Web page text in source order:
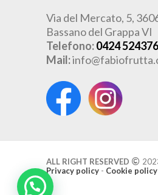
Via del Mercato, 5,
Bassano del Grappa VI
Telefono:0424 524376
Mail:
ALL RIGHT RESERVED
Privacy policy - Cookie policy